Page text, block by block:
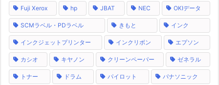
Fuji Xerox hp JBAT NEC OKIデータ
SCMラベル・PDラベル きもと インク
インクジェットプリンター インクリボン エプソン
カシオ キヤノン クリーンペーパー ゼネラル
トナー ドラム パイロット パナソニック